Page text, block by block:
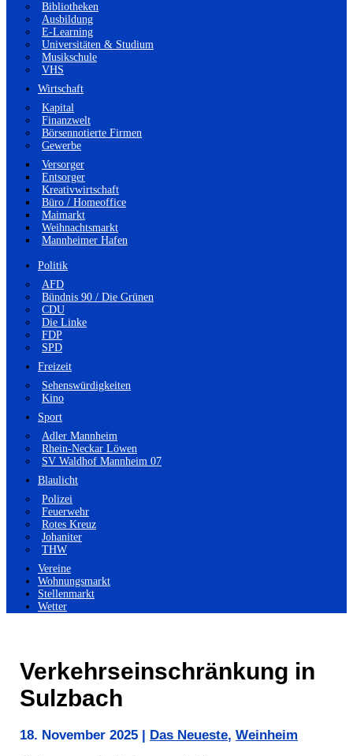
Bibliotheken
Ausbildung
E-Learning
Universitäten & Studium
Musikschule
VHS
Wirtschaft
Kapital
Finanzwelt
Börsennotierte Firmen
Gewerbe
Versorger
Entsorger
Kreativwirtschaft
Büro / Homeoffice
Maimarkt
Weihnachtsmarkt
Mannheimer Hafen
Politik
AFD
Bündnis 90 / Die Grünen
CDU
Die Linke
FDP
SPD
Freizeit
Sehenswürdigkeiten
Kino
Sport
Adler Mannheim
Rhein-Neckar Löwen
SV Waldhof Mannheim 07
Blaulicht
Polizei
Feuerwehr
Rotes Kreuz
Johaniter
THW
Vereine
Wohnungsmarkt
Stellenmarkt
Wetter
Verkehrseinschränkung in
Sulzbach
18. November 2025 Das Neueste, Weinheim